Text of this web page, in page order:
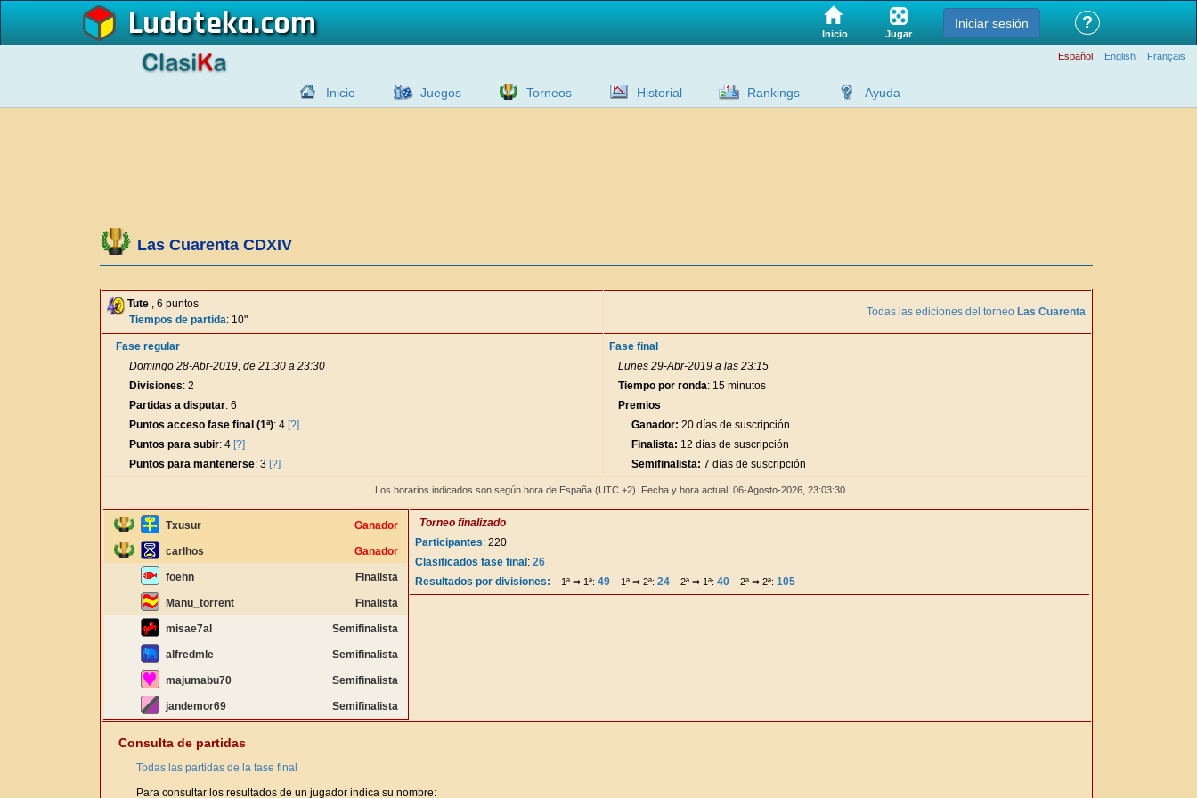
Ludoteka Inicio Jugar
Iniciar sesión ?
Español English Français
Inicio Juegos Torneos Historial Rankings Ayuda
Las Cuarenta CDXIV
Tute , 6 puntos
Tiempos de partida: 10"
Todas las ediciones del torneo Las Cuarenta
Fase regular
Domingo 28-Abr-2019, de 21:30 a 23:30
Divisiones: 2
Partidas a disputar: 6
Puntos acceso fase final (1ª): 4 [?]
Puntos para subir: 4 [?]
Puntos para mantenerse: 3 [?]
Fase final
Lunes 29-Abr-2019 a las 23:15
Tiempo por ronda: 15 minutos
Premios
Ganador: 20 días de suscripción
Finalista: 12 días de suscripción
Semifinalista: 7 días de suscripción
Los horarios indicados son según hora de España (UTC +2). Fecha y hora actual: 06-Agosto-2026, 23:03:31
Txusur Ganador
carlhos Ganador
foehn Finalista
Manu_torrent Finalista
misae7al Semifinalista
alfredmle Semifinalista
majumabu70 Semifinalista
jandemor69 Semifinalista
Torneo finalizado
Participantes: 220
Clasificados fase final : 26
Resultados por divisiones:
1ª ⇒ 1ª: 49 1ª ⇒ 2ª: 24 2ª ⇒ 1ª: 40 2ª ⇒ 2ª: 105
Consulta de partidas
Todas las partidas de la fase final
Para consultar los resultados de un jugador indica su nombre: